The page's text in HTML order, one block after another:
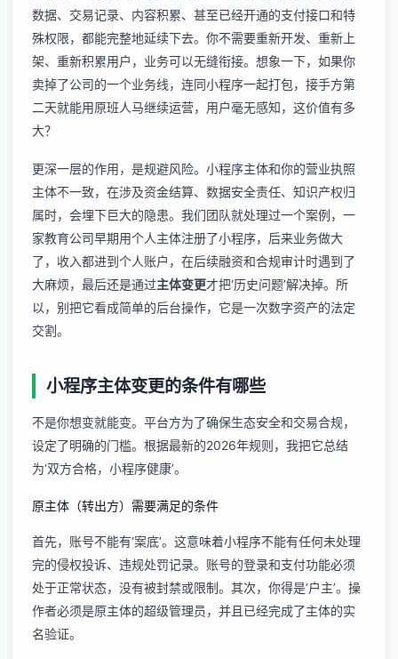
数据、交易记录、内容积累、甚至已经开通的支付接口和特
殊权限，都能完整地延续下去。你不需要重新开发、重新上
架、重新积累用户，业务可以无缝衔接。想象一下，如果你
卖掉了公司的一个业务线，连同小程序一起打包，接手方第
二天就能用原班人马继续运营，用户毫无感知，这价值有多
大？
更深一层的作用，是规避风险。小程序主体和你的营业执照
主体不一致，在涉及资金结算、数据安全责任、知识产权归
属时，会埋下巨大的隐患。我们团队就处理过一个案例，一
家教育公司早期用个人主体注册了小程序，后来业务做大
了，收入都进到个人账户，在后续融资和合规审计时遇到了
大麻烦，最后还是通过主体变更才把‘历史问题’解决掉。所
以，别把它看成简单的后台操作，它是一次数字资产的法定
交割。
小程序主体变更的条件有哪些
不是你想变就能变。平台方为了确保生态安全和交易合规，
设定了明确的门槛。根据最新的2026年规则，我把它总结
为‘双方合格，小程序健康’。
原主体（转出方）需要满足的条件
首先，账号不能有‘案底’。这意味着小程序不能有任何未处理
完的侵权投诉、违规处罚记录。账号的登录和支付功能必须
处于正常状态，没有被封禁或限制。其次，你得是‘户主’。操
作者必须是原主体的超级管理员，并且已经完成了主体的实
名验证。